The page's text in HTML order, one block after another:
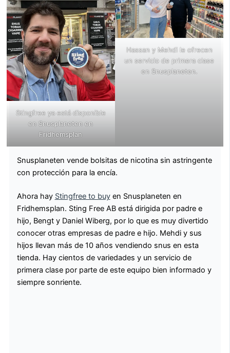
Stingfree ya está disponible
en Snusplaneten en
Fridhemsplan
Hassan y Mehdi le ofrecen
un servicio de primera clase
en Snusplaneten.
Snusplaneten vende bolsitas de nicotina sin astringente
con protección para la encía.
Ahora hay Stingfree to buyen Snusplaneten en
Fridhemsplan. Sting Free AB está dirigida por padre e
hijo, Bengt y Daniel Wiberg, por lo que es muy divertido
conocer otras empresas de padre e hijo. Mehdi y sus
hijos llevan más de 10 años vendiendo snus en esta
tienda. Hay cientos de variedades y un servicio de
primera clase por parte de este equipo bien informado y
siempre sonriente.